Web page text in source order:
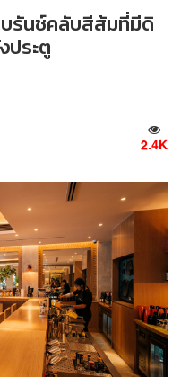
บรันช์คลับสีส้มที่มีดิ
ระตู
2.4K